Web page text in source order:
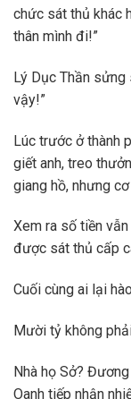
chức sát thủ khác
thân mình đi!”
Lý Dục Thần
vậy!”
Lúc trước ở thành
giết anh, treo
giang hồ, nhưng
Xem ra số tiền
được sát thủ cấp
Cuối cùng ai lại
Mười tỷ không
Nhà họ Sở?
Oanh tiếp nhận